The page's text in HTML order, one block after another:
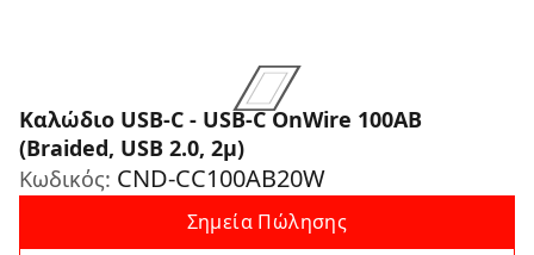
Καλώδιο USB-C - USB-C OnWire 100AB
(Braided, USB 2.0, 2μ)
Κωδικός: CND-CC100AB20W
Σημεία Πώλησης